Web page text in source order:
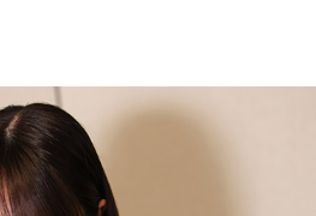
が決まらない馬たちの受け皿と
「そういう場所があってよかった
組みだなと実際に行かせていただ
述べ、競走生活を終えた馬たちが